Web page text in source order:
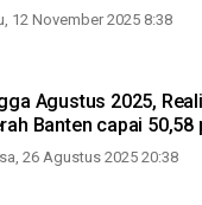
12 November 2025 8:38
Agustus 2025,
Banten capai 50,58
26 Agustus 2025 20:38